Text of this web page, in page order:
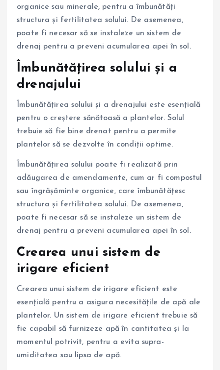
organice sau minerale, pentru a îmbunătăți
structura și fertilitatea solului. De asemenea,
poate fi necesar să se instaleze un sistem de
drenaj pentru a preveni acumularea apei în sol.
Îmbunătățirea solului și a
drenajului
Îmbunătățirea solului și a drenajului este esențială
pentru o creștere sănătoasă a plantelor. Solul
trebuie să fie bine drenat pentru a permite
plantelor să se dezvolte în condiții optime.
Îmbunătățirea solului poate fi realizată prin
adăugarea de amendamente, cum ar fi compostul
sau îngrășăminte organice, care îmbunătățesc
structura și fertilitatea solului. De asemenea,
poate fi necesar să se instaleze un sistem de
drenaj pentru a preveni acumularea apei în sol.
Crearea unui sistem de
irigare eficient
Crearea unui sistem de irigare eficient este
esențială pentru a asigura necesitățile de apă ale
plantelor. Un sistem de irigare eficient trebuie să
fie capabil să furnizeze apă în cantitatea și la
momentul potrivit, pentru a evita supra-
umiditatea sau lipsa de apă.